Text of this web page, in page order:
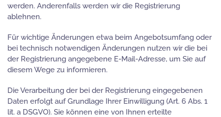
werden. Anderenfalls werden wir die Registrierung
ablehnen.
Für wichtige Änderungen etwa beim Angebotsumfang oder
bei technisch notwendigen Änderungen nutzen wir die bei
der Registrierung angegebene E-Mail-Adresse, um Sie auf
diesem Wege zu informieren.
Die Verarbeitung der bei der Registrierung eingegebenen
Daten erfolgt auf Grundlage Ihrer Einwilligung (Art. 6 Abs. 1
lit. a DSGVO). Sie können eine von Ihnen erteilte